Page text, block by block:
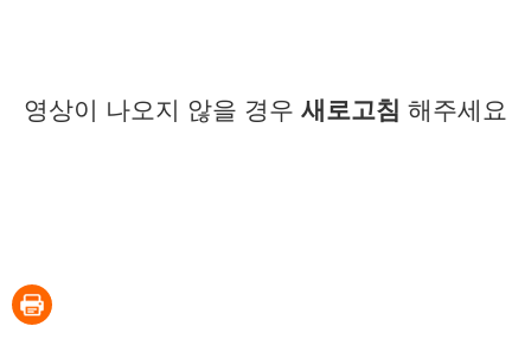
영상이 나오지 않을 경우 새로고침 해주세요